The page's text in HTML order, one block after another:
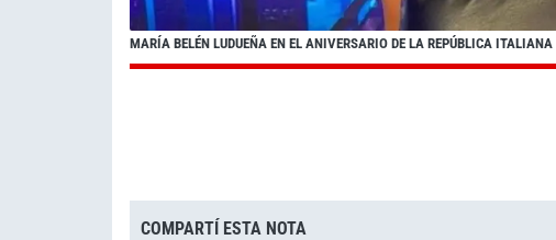
MARÍA BELÉN LUDUEÑA EN EL ANIVERSARIO DE LA REPÚBLICA ITALIANA
COMPARTÍ ESTA NOTA